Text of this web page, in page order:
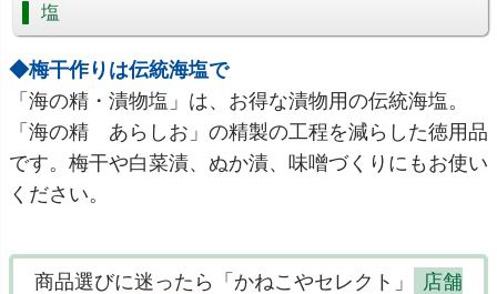
塩
◆梅干作りは伝統海塩で
「海の精・漬物塩」は、お得な漬物用の伝統海塩。
「海の精 あらしお」の精製の工程を減らした徳用品
です。梅干や白菜漬、ぬか漬、味噌づくりにもお使い
ください。
商品選びに迷ったら「かねこやセレクト」
店舗